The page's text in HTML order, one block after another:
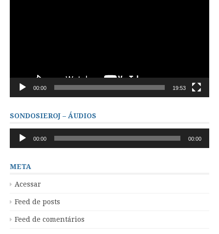
00:00 19:53
SONDOSIEROJ – ÁUDIOS
Tocador
00:00 00:00
META
Acessar
Feed de posts
Feed de comentários